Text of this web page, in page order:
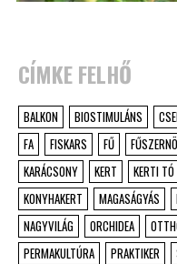
CÍMKE FELHŐ
BALKON BIOSTIMULÁNS
FA
FISKARS FŰ
KARÁCSONY
KERT KERTI TÓ
KONYHAKERT
MAGASÁGYÁS
NAGYVILÁG
ORCHIDEA
PERMAKULTÚRA
PRAKTIKER